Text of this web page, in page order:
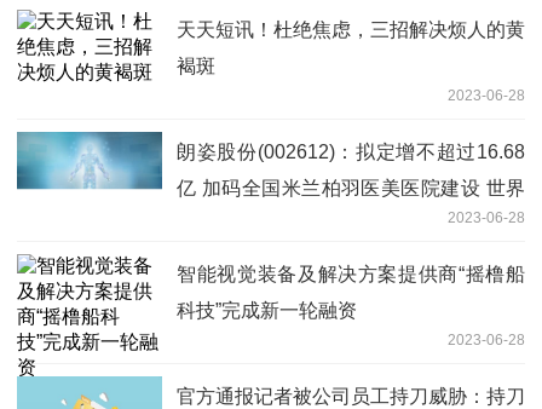
天天短讯！杜绝焦虑，三招解决烦人的黄
褐斑
2023-06-28
朗姿股份(002612)：拟定增不超过16.68
亿 加码全国米兰柏羽医美医院建设 世界
2023-06-28
智能视觉装备及解决方案提供商“摇橹船
科技”完成新一轮融资
2023-06-28
官方通报记者被公司员工持刀威胁：持刀